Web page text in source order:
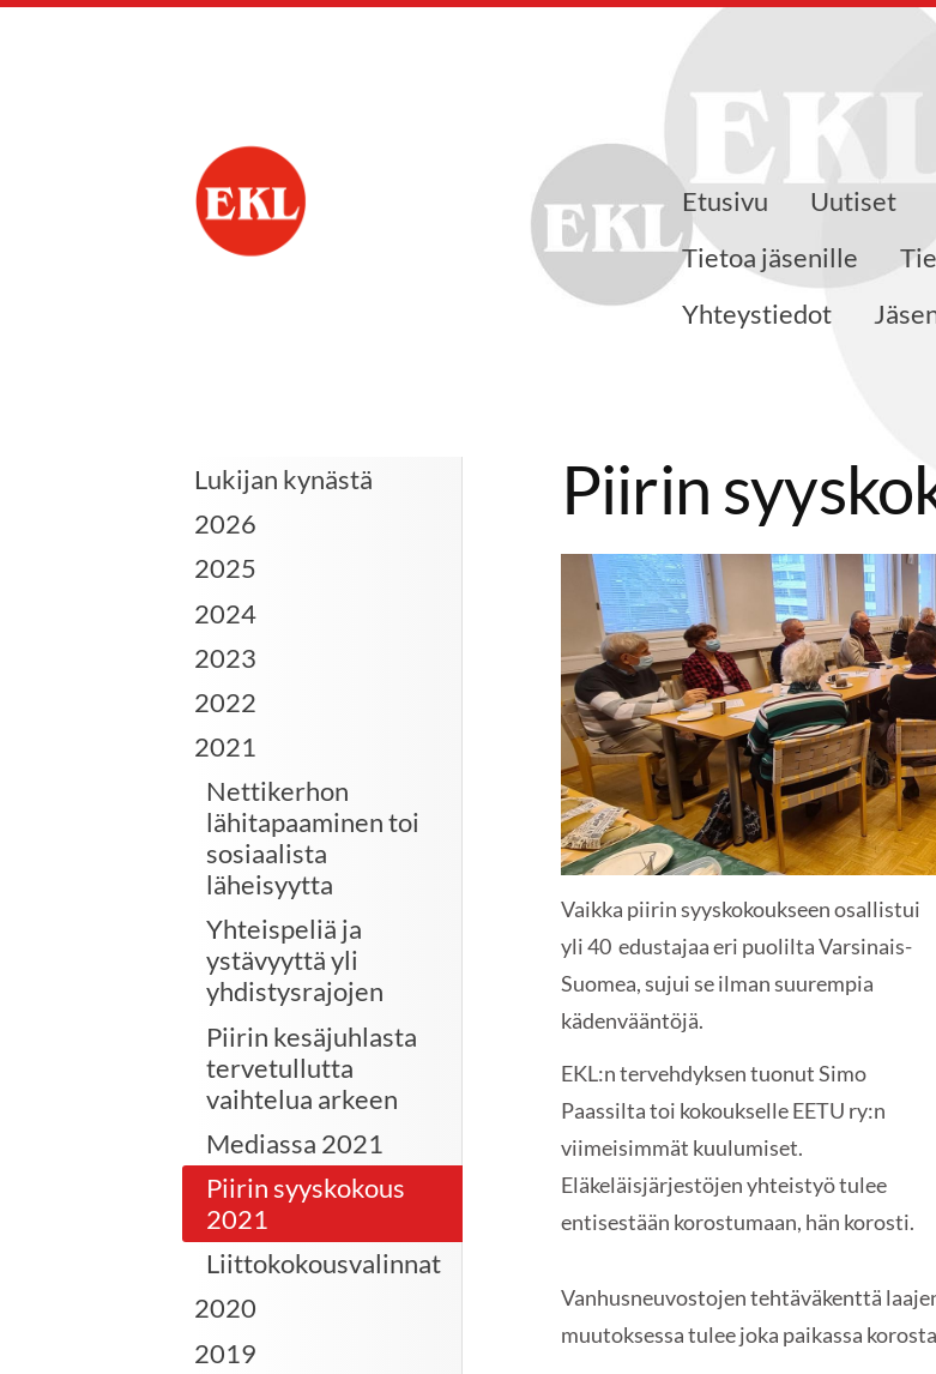
Eläkkeensaajien Keskusliiton Varsinais-
Etusivu Uutiset
Tietoa jäsenille
Yhteystiedot
Lukijan kynästä
2026
2025
2024
2023
2022
2021
Nettikerhon
lähitapaaminen toi
sosiaalista
läheisyytta
Yhteispeliä ja
ystävyyttä yli
yhdistysrajojen
Piirin kesäjuhlasta
tervetullutta
vaihtelua arkeen
Mediassa 2021
Piirin syyskokous
2021
Liittokokousvalinnat
2020
2019
Piirin
Vaikka piirin syyskokoukseen osallistui
yli 40 edustajaa eri puolilta Varsinais-
Suomea, sujui se ilman suurempia
kädenvääntöjä.
EKL:n tervehdyksen tuonut Simo
Paassilta toi kokoukselle EETU ry:n
viimeisimmät kuulumiset.
Eläkeläisjärjestöjen yhteistyö tulee
entisestään korostumaan, hän korosti.
Vanhusneuvostojen tehtäväkenttä
muutoksessa tulee joka paikassa